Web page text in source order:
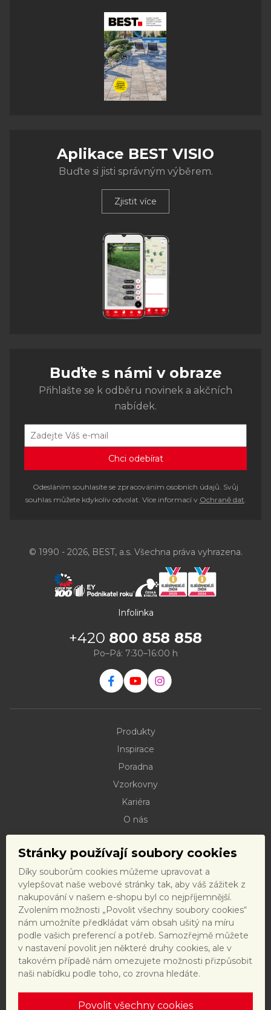
Stránky používají soubory cookies
Díky souborům cookies můžeme upravovat a
vylepšovat naše webové stránky tak, aby váš zážitek z
nakupování v našem e-shopu byl co nejpříjemnější.
Zvolením možnosti „Povolit všechny soubory cookies“
nám umožníte předkládat vám obsah ušitý na míru
podle vašich preferencí a potřeb. Samozřejmě můžete
v nastavení povolit jen některé druhy cookies, ale v
takovém případě nám omezujete možnosti přizpůsobit
naši nabídku podle toho, co zrovna hledáte.
Povolit všechny cookies
Aplikace BEST VISIO
Buďte si jisti správným výběrem.
Zjistit více
Buďte s námi v obraze
Přihlašte se k odběru novinek a akčních
nabídek.
Odesláním souhlasíte se zpracováním osobních údajů. Svůj
souhlas můžete kdykoliv odvolat. Více informací v Ochraně dat.
© 1990 - 2026, BEST, a.s. Všechna práva vyhrazena.
Infolinka
+420 800 858 858
Po–Pá: 7:30–16:00 h
Produkty
Inspirace
Poradna
Vzorkovny
Kariéra
O nás
Dokumenty ke stažení
Doprava
Reklamační řád
Reklamační formulář
Obchodní podmínky a právní předpisy
Ochrana dat
Nastavení cookies